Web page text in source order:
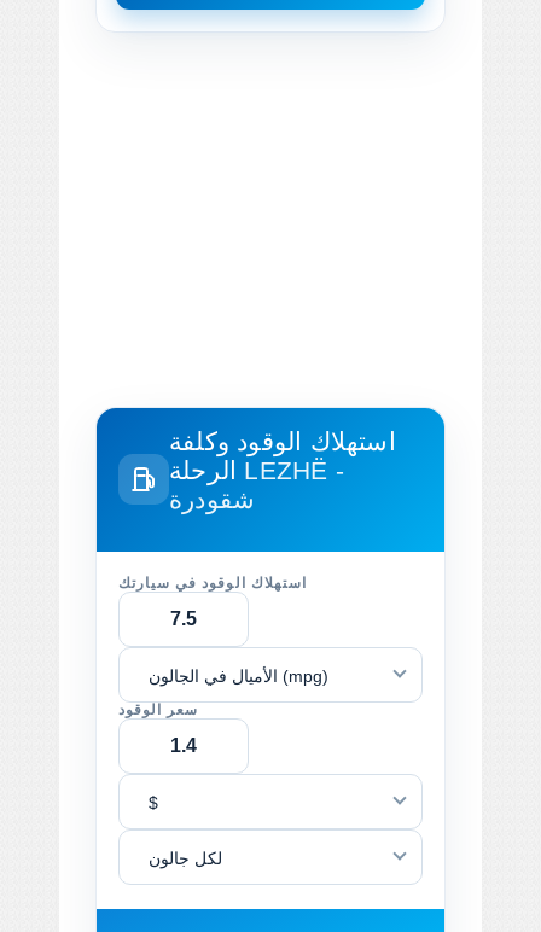
استهلاك الوقود وكلفة
LEZHË -
شقودرة
استهلاك الوقود في سيارتك
الأميال في الجالون (mpg)
سعر الوقود
$
لكل جالون